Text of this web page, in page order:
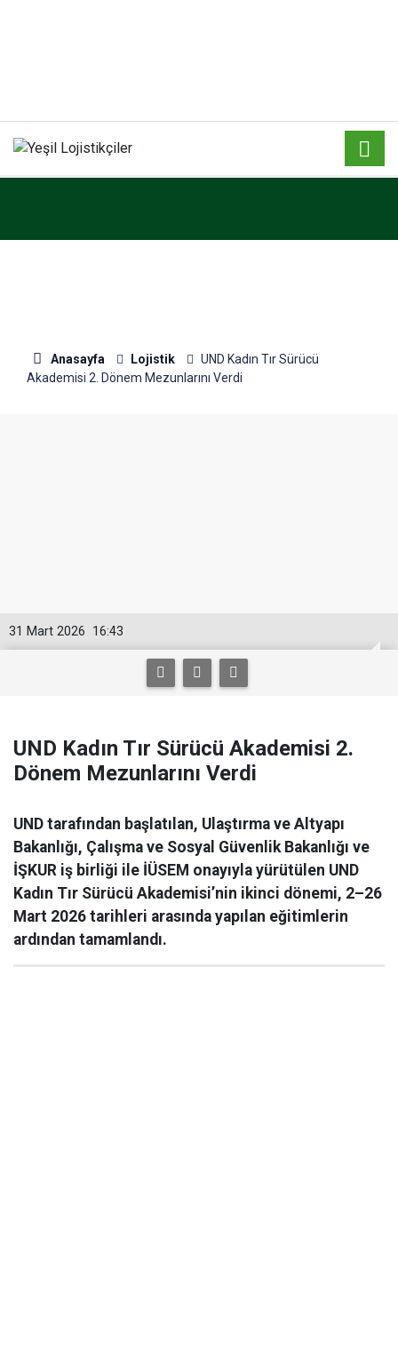
Anasayfa Lojistik
UND Kadın Tır Sürücü
Akademisi 2. Dönem Mezunlarını Verdi
16:43
31 Mart 2026
UND Kadın Tır Sürücü Akademisi 2.
Dönem Mezunlarını Verdi
UND tarafından başlatılan, Ulaştırma ve Altyapı
Bakanlığı, Çalışma ve Sosyal Güvenlik Bakanlığı ve
İŞKUR iş birliği ile İÜSEM onayıyla yürütülen UND
Kadın Tır Sürücü Akademisi’nin ikinci dönemi, 2–26
Mart 2026 tarihleri arasında yapılan eğitimlerin
ardından tamamlandı.